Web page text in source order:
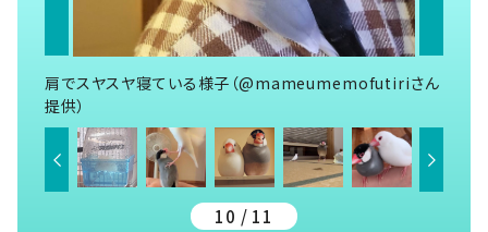
肩でスヤスヤ寝ている様子（@mameumemofutiriさん
提供）
10 / 11